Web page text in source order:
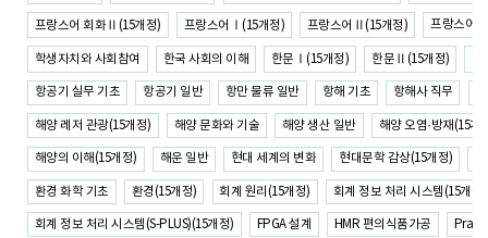
프랑스어 회화Ⅱ(15개정) 프랑스어Ⅰ(15개정) 프랑스어Ⅱ(15개정) 프랑스어
학생자치와 사회참여 한국 사회의 이해 한문Ⅰ(15개정) 한문Ⅱ(15개정)
항공기 실무 기초 항공기 일반 항만 물류 일반 항해 기초 항해사 직무
해양 레저 관광(15개정) 해양 문화와 기술 해양 생산 일반 해양 오염·방재(15개
해양의 이해(15개정) 해운 일반 현대 세계의 변화 현대문학 감상(15개정)
환경 화학 기초 환경(15개정) 회계 원리(15개정) 회계 정보 처리 시스템(15개정)
회계 정보 처리 시스템(S-PLUS)(15개정) FPGA 설계 HMR 편의식품가공